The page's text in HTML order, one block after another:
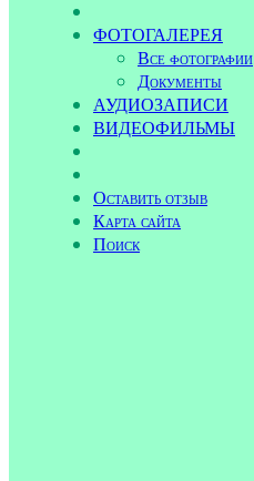
ФОТОГАЛЕРЕЯ
Все фотографии
Документы
АУДИОЗАПИСИ
ВИДЕОФИЛЬМЫ
Оставить отзыв
Карта сайта
Поиск